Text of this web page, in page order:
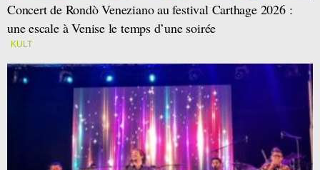
Concert de Rondò Veneziano au festival Carthage 2026 :
une escale à Venise le temps d’une soirée
KULT